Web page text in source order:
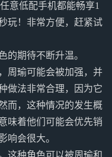
意低配手机都能畅享1
玩！非常方便，赶紧试
的期待不断升温。
周瑜可能会被加强，并
做法非常合理，因为它
而，这种情况的发生概
味着他们可能会优先销
响会很大。
这种角色可以被周瑜和